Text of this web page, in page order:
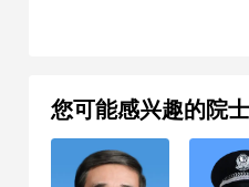
您可能感兴趣的院士